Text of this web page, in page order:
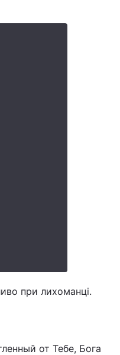
при лихоманці.
от Тебе, Бога